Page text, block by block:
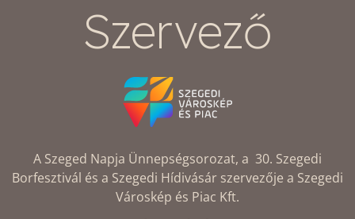
Szervező
A Szeged Napja Ünnepségsorozat, a 30. Szegedi
Borfesztivál és a Szegedi Hídivásár szervezője a Szegedi
Városkép és Piac Kft.